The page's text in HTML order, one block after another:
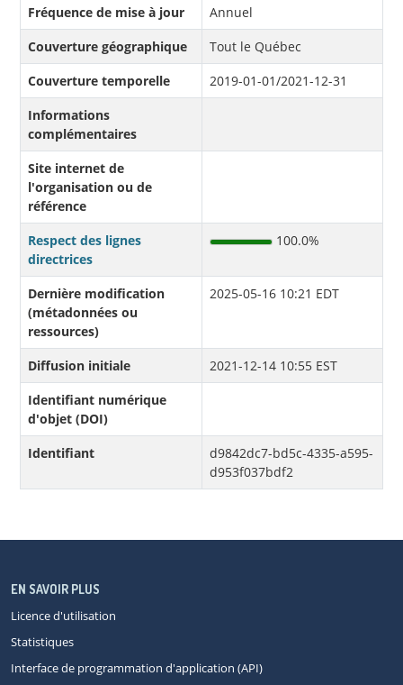
Fréquence de mise à jour
Annuel
Couverture géographique
Tout le Québec
Couverture temporelle
2019-01-01/2021-12-31
Informations
complémentaires
Site internet de
l'organisation ou de
référence
Respect des lignes
directrices
100.0%
Dernière modification
(métadonnées ou
ressources)
2025-05-16 10:21 EDT
Diffusion initiale
2021-12-14 10:55 EST
Identifiant numérique
d'objet (DOI)
Identifiant
d9842dc7-bd5c-4335-a595-
d953f037bdf2
EN SAVOIR PLUS
Licence d'utilisation
Statistiques
Interface de programmation d'application (API)